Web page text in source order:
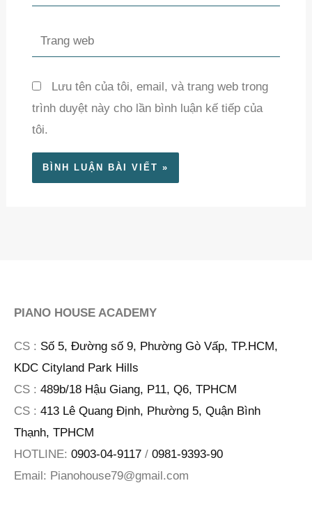
Trang
web
Lưu tên của tôi, email, và trang web trong
trình duyệt này cho lần bình luận kế tiếp của
tôi.
PIANO HOUSE ACADEMY
CS : Số 5, Đường số 9, Phường Gò Vấp, TP.HCM,
KDC Cityland Park Hills
CS : 489b/18 Hậu Giang, P11, Q6, TPHCM
CS : 413 Lê Quang Định, Phường 5, Quận Bình
Thạnh, TPHCM
HOTLINE: 0903-04-9117 / 0981-9393-90
Email: Pianohouse79@gmail.com